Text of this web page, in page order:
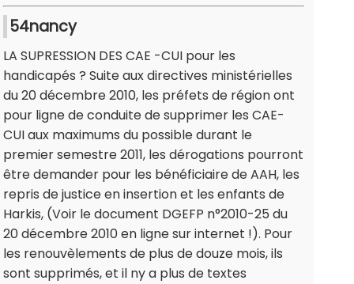
54nancy
LA SUPRESSION DES CAE -CUI pour les
handicapés ? Suite aux directives ministérielles
du 20 décembre 2010, les préfets de région ont
pour ligne de conduite de supprimer les CAE-
CUI aux maximums du possible durant le
premier semestre 2011, les dérogations pourront
être demander pour les bénéficiaire de AAH, les
repris de justice en insertion et les enfants de
Harkis, (Voir le document DGEFP n°2010-25 du
20 décembre 2010 en ligne sur internet !). Pour
les renouvèlements de plus de douze mois, ils
sont supprimés, et il ny a plus de textes